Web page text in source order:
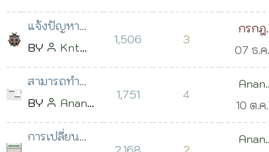
16:16 น.
เคชั่นต่างๆ ไม่
ทำงาน
วิริยะ
โพสต์
เมื่อ 23 ธ.ค.
16:07 น.
แจ้งปัญหา
ครับ
BY
Knt
Phu
โพสต์
11:05 น.
1,506 3
กรกฎ
วิริยะ
07 ธ.ค.
2560
สามารถทำ
เมนูนำเข้า
รายวิชาแบบ
BY
Anan
Salehmed
1,751 4
Anan
10 ต.ค.
2560
การเปลี่ยน
Anan